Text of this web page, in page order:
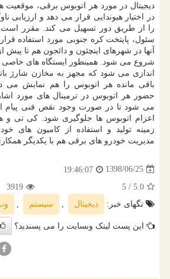
دیجیتال در مورد هر اتوبوس برقی، موقعیت
در اختیار هیوندایی قرار می دهد و ارزیابی
را از طریق دور تسهیل می كند. مقرر است
سئول، پایتخت كره جنوبی مورد استفاده قرار
آنها در شهرهای اینچئون و دائجون هم تا
شروع می شود. همینطور ایستگاه های خاصی
اندازی می شود كه مجهز به مخازن شارژ
باقی مانده هر اتوبوس را هم نمایش می
حضور هر اتوبوس در ترمینال های مورد
می شود تا در صورت وجود نقص فنی پیام
اعزام اتوبوس ها جلوگیری شود. كی تی و
زمینه تولید و استفاده از كامیون های
مدیریت خودرو های برقی هم با یكدیگر
1398/06/25
19:46:07
5.0
/ 5
3919
تگهای خبر:
دیجیتال , سیستم ,
این پست لینک وبسایت را می پسندید؟